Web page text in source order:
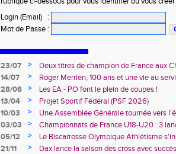
Login (Email)
:
Mot de Passe :
23/07 >
Deux titres de champion de France aux
Avenir !
14/07 >
Roger Merrien, 100 ans et une vie au
28/06
>
Les EA - PO font le plein de coupes !
13/04
>
Projet Sportif Fédéral (PSF 2026)
10/03
>
Une Assemblée Générale tournée vers
03/03
>
Championnats de France U18-U20 : 3
deux champions de France
05/12 >
Le Biscarrosse Olympique Athlétisme
"Du Stade vers l'Emploi"
21/11 >
Dax lance la saison des cross avec succès